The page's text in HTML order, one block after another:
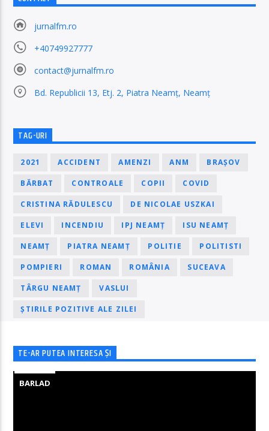
jurnalfm.ro
+40749927777
contact@jurnalfm.ro
Bd. Republicii 13, Etj. 2, Piatra Neamț, Neamț
TAG-URI
2021 ACCIDENT AMENZI ANM BRAȘOV
BĂRBAT CONTROALE COPII COVID
CRISTINA RĂDULESCU DE NICOLAE USZKAI
ELEVI INCENDIU IPJ NEAMȚ ISU NEAMȚ
NEAMȚ PIATRA NEAMȚ POLITIE POLITISTI
POMPIERI ROMAN ROMÂNIA SUCEAVA
TÂRGU NEAMȚ VASLUI
ȘTIRILE POZITIVE ALE ZILEI
TE-AR PUTEA INTERESA ȘI
BARLAD